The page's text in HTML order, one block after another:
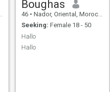
Boughas
46 • Nador, Oriental, Morocco
Seeking: Female 18 - 50
Hallo
Hallo